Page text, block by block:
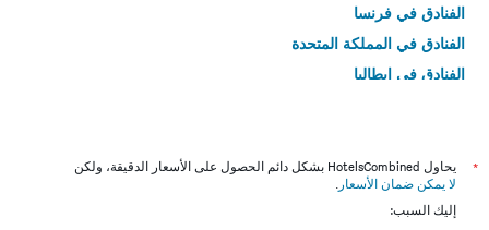
الفنادق في فرنسا
الفنادق في المملكة المتحدة
الفنادق في إيطاليا
*
يحاول HotelsCombined بشكل دائم الحصول على الأسعار الدقيقة، ولكن
لا يمكن ضمان الأسعار .
إليك السبب: